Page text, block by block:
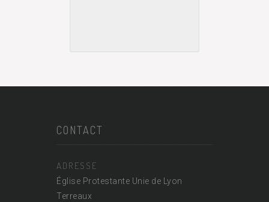
CONTACT
ADRESSE
Église Protestante Unie de Lyon
Terreaux